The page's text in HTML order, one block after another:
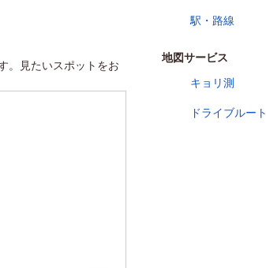
。見たいスポットをお
駅・路線
地図サービス
キョリ測
ドライブルート